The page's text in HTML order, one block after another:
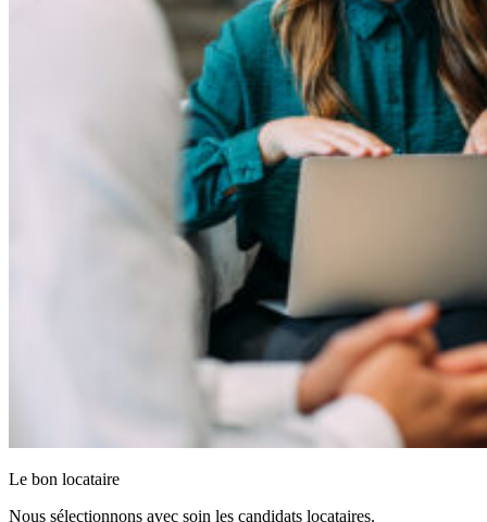
Le bon locataire
Nous sélectionnons avec soin les candidats locataires.